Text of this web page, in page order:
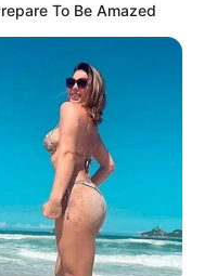
To Be Amazed